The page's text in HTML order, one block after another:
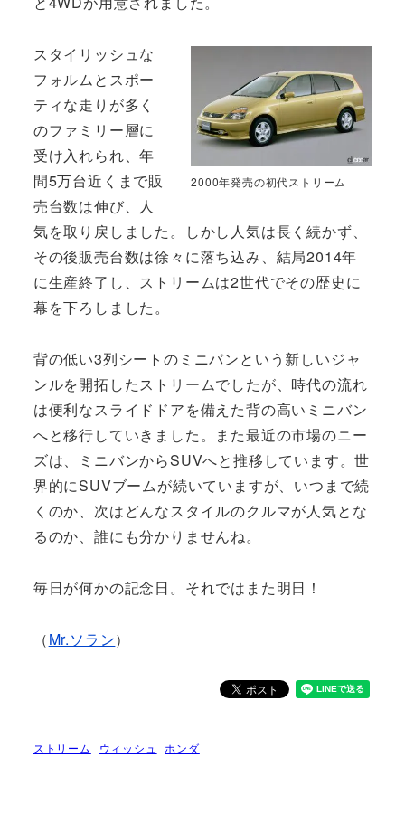
2000年発売の初代ストリーム
スタイリッシュな
フォルムとスポー
ティな走りが多く
のファミリー層に
受け入れられ、年
間5万台近くまで販
売台数は伸び、人
気を取り戻しました。しかし人気は長く続かず、
その後販売台数は徐々に落ち込み、結局2014年
に生産終了し、ストリームは2世代でその歴史に
幕を下ろしました。
背の低い3列シートのミニバンという新しいジャ
ンルを開拓したストリームでしたが、時代の流れ
は便利なスライドドアを備えた背の高いミニバン
へと移行していきました。また最近の市場のニー
ズは、ミニバンからSUVへと推移しています。世
界的にSUVブームが続いていますが、いつまで続
くのか、次はどんなスタイルのクルマが人気とな
るのか、誰にも分かりませんね。
毎日が何かの記念日。それではまた明日！
（Mr.ソラン）
ストリーム ウィッシュ ホンダ